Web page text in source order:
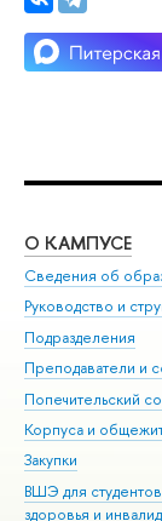
О КАМПУСЕ
Сведения об
Руководство и
Подразделения
Преподаватели и
Попечительский
Корпуса и
Закупки
ВШЭ для
здоровья и